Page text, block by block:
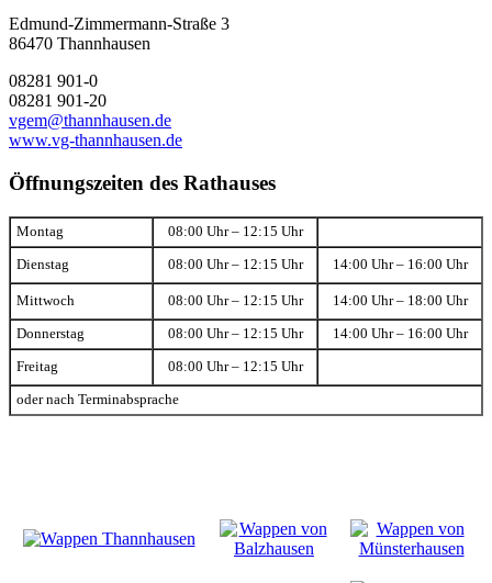
Edmund-Zimmermann-Straße 3
86470 Thannhausen
08281 901-0
08281 901-20
vgem@thannhausen.de
www.vg-thannhausen.de
Öffnungszeiten des Rathauses
Montag 08:00 Uhr – 12:15 Uhr
Dienstag 08:00 Uhr – 12:15 Uhr 14:00 Uhr – 16:00 Uhr
Mittwoch 08:00 Uhr – 12:15 Uhr 14:00 Uhr – 18:00 Uhr
Donnerstag 08:00 Uhr – 12:15 Uhr 14:00 Uhr – 16:00 Uhr
Freitag 08:00 Uhr – 12:15 Uhr
oder nach Terminabsprache